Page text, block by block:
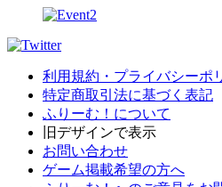
利用規約・プライバシーポ
特定商取引法に基づく表記
ふりーむ！について
旧デザインで表示
お問い合わせ
ゲーム掲載希望の方へ